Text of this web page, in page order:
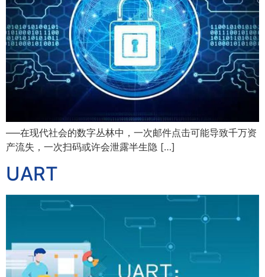
—–在现代社会的数字丛林中，一次邮件点击可能导致千万资
产流失，一次扫码或许会泄露半生隐 […]
UART